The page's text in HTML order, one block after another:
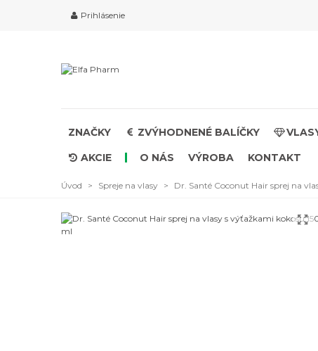
Prihlásenie
ZNAČKY ZVÝHODNENÉ BALÍČKY
AKCIE
O NÁS VÝROBA KONTAKT
Úvod > Spreje na vlasy > Dr. Santé Coconut Hair sprej na